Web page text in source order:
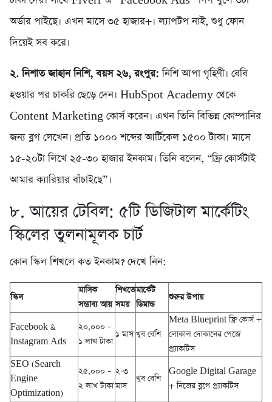
অর্ডার পাইছে। এখন মাসে ৩৫ হাজার+। ল্যাপটপ নাই, শুধু ফোন
দিয়েই সব করে।
২. নিশাত জাহান নিশি, বয়স ২৬, রংপুর: নিশি আপা গৃহিণী। বেবি
হওয়ার পর চাকরি ছেড়ে দেন। HubSpot Academy থেকে
Content Marketing কোর্স করেন। এখন তিনি বিভিন্ন কোম্পানির
জন্য ব্লগ লেখেন। প্রতি ১০০০ শব্দের আর্টিকেল ১৫০০ টাকা। মাসে
১৫-২০টা লিখে ২৫-৩০ হাজার ইনকাম। তিনি বলেন, “ফ্রি কোর্সটাই
আমার ক্যারিয়ার বাঁচাইছে”।
৮. আয়ের টেবিল: ৫টি ডিজিটাল মার্কেটিং
স্কিলের তুলনামূলক চার্ট
কোন স্কিল শিখলে কত ইনকাম? দেখে নিন:
স্কিল
মাসিক
সম্ভাব্য আয়
শিখতে
সময়
মার্কেট
ডিমান্ড
শুরুর উপায়
Facebook &
Instagram Ads
২০,০০০ –
১ লাখ টাকা
১ মাস খুব বেশি
Meta Blueprint ফ্রি কোর্স +
লোকাল দোকানের পেজে
প্র্যাকটিস
SEO (Search
Engine
Optimization)
২৫,০০০ –
২ লাখ টাকা
২-৩
মাস
খুব বেশি
Google Digital Garage
+ নিজের ব্লগে প্র্যাকটিস